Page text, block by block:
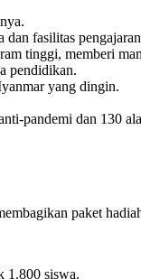
dan fasilitas
tinggi, memberi
pendidikan.
yang dingin.
pandemi dan 130
paket
1.800 siswa.